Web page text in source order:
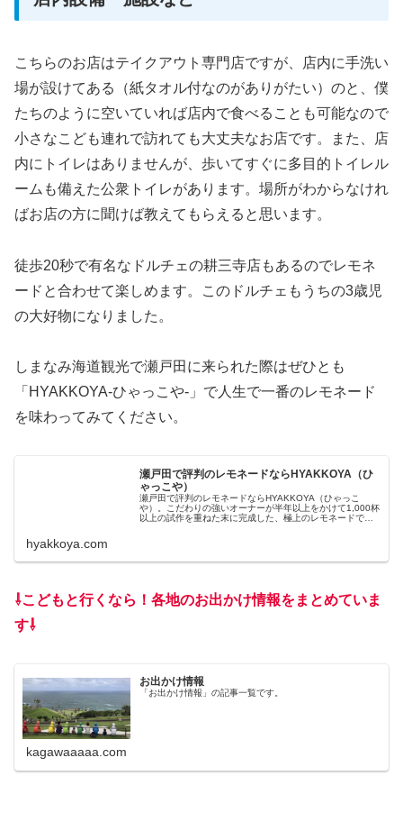
こちらのお店はテイクアウト専門店ですが、店内に手洗い
場が設けてある（紙タオル付なのがありがたい）のと、僕
たちのように空いていれば店内で食べることも可能なので
小さなこども連れで訪れても大丈夫なお店です。また、店
内にトイレはありませんが、歩いてすぐに多目的トイレル
ームも備えた公衆トイレがあります。場所がわからなけれ
ばお店の方に聞けば教えてもらえると思います。
徒歩20秒で有名なドルチェの耕三寺店もあるのでレモネ
ードと合わせて楽しめます。このドルチェもうちの3歳児
の大好物になりました。
しまなみ海道観光で瀬戸田に来られた際はぜひとも
「HYAKKOYA‐ひゃっこや‐」で人生で一番のレモネード
を味わってみてください。
瀬戸田で評判のレモネードならHYAKKOYA（ひ
ゃっこや）
瀬戸田で評判のレモネードならHYAKKOYA（ひゃっこ
や）。こだわりの強いオーナーが半年以上をかけて1,000杯
以上の試作を重ねた末に完成した、極上のレモネードで旅
hyakkoya.com
⇩こどもと行くなら！各地のお出かけ情報をまとめていま
す⇩
お出かけ情報
「お出かけ情報」の記事一覧です。
kagawaaaaa.com